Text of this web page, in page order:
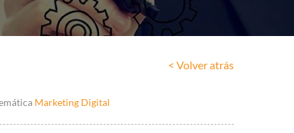
< Volver atrás
Marketing Digital